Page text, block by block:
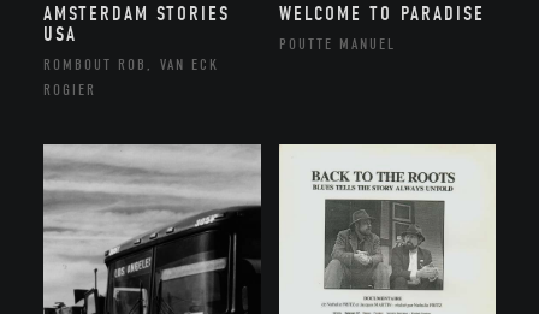
AMSTERDAM STORIES
USA
ROMBOUT ROB, VAN ECK
ROGIER
WELCOME TO PARADISE
POUTTE MANUEL